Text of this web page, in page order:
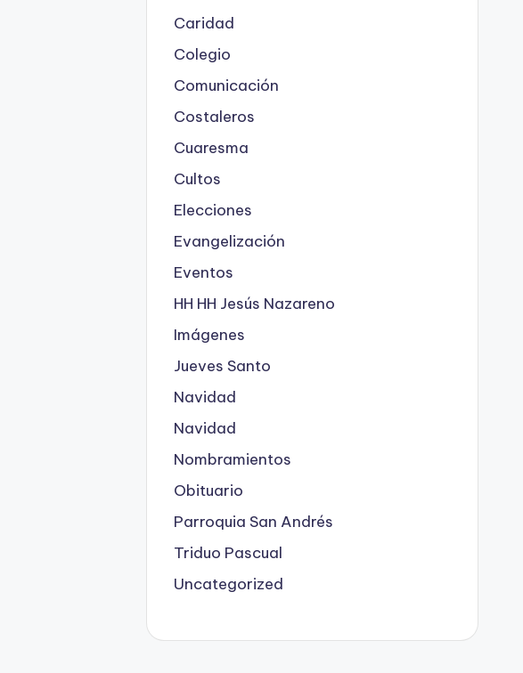
Caridad
Colegio
Comunicación
Costaleros
Cuaresma
Cultos
Elecciones
Evangelización
Eventos
HH HH Jesús Nazareno
Imágenes
Jueves Santo
Navidad
Navidad
Nombramientos
Obituario
Parroquia San Andrés
Triduo Pascual
Uncategorized